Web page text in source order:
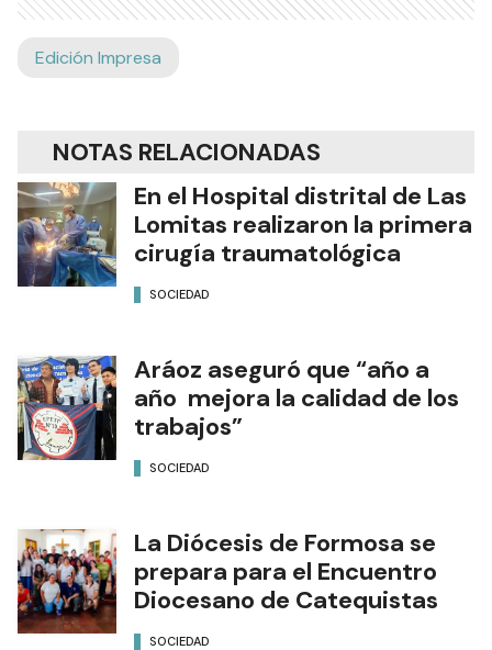
Edición Impresa
NOTAS RELACIONADAS
En el Hospital distrital de Las
Lomitas realizaron la primera
cirugía traumatológica
SOCIEDAD
Aráoz aseguró que “año a
año mejora la calidad de los
trabajos”
SOCIEDAD
La Diócesis de Formosa se
prepara para el Encuentro
Diocesano de Catequistas
SOCIEDAD